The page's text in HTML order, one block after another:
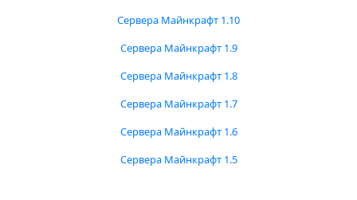
Сервера Майнкрафт 1.10
Сервера Майнкрафт 1.9
Сервера Майнкрафт 1.8
Сервера Майнкрафт 1.7
Сервера Майнкрафт 1.6
Сервера Майнкрафт 1.5